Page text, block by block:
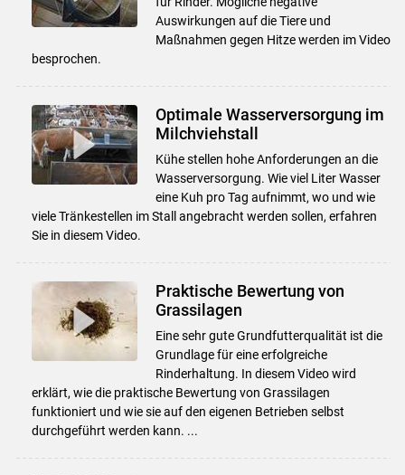
Auswirkungen auf die Tiere und
Maßnahmen gegen Hitze werden im Video
besprochen.
Optimale Wasserversorgung im
Milchviehstall
Kühe stellen hohe Anforderungen an die
Wasserversorgung. Wie viel Liter Wasser
eine Kuh pro Tag aufnimmt, wo und wie
viele Tränkestellen im Stall angebracht werden sollen, erfahren
Sie in diesem Video.
Praktische Bewertung von
Grassilagen
Eine sehr gute Grundfutterqualität ist die
Grundlage für eine erfolgreiche
Rinderhaltung. In diesem Video wird
erklärt, wie die praktische Bewertung von Grassilagen
funktioniert und wie sie auf den eigenen Betrieben selbst
durchgeführt werden kann. ...